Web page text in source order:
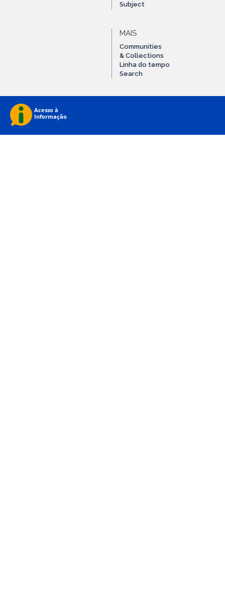
Subject
MAIS
Communities
& Collections
Linha do tempo
Search